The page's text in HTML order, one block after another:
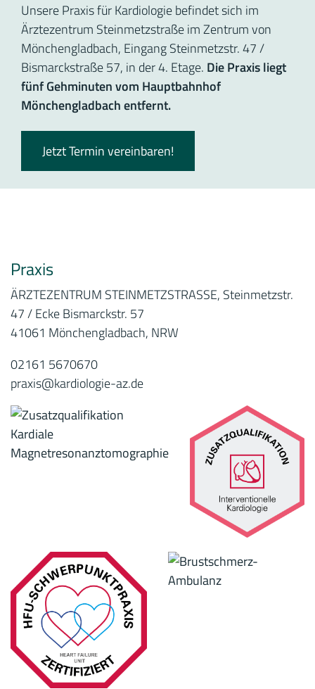
Unsere Praxis für Kardiologie befindet sich im
Ärztezentrum Steinmetzstraße im Zentrum von
Mönchengladbach, Eingang Steinmetzstr. 47 /
Bismarckstraße 57, in der 4. Etage. Die Praxis liegt
fünf Gehminuten vom Hauptbahnhof
Mönchengladbach entfernt.
Jetzt Termin vereinbaren!
Praxis
ÄRZTEZENTRUM STEINMETZSTRASSE, Steinmetzstr.
47 / Ecke Bismarckstr. 57
41061 Mönchengladbach, NRW
02161 5670670
praxis@kardiologie-az.de